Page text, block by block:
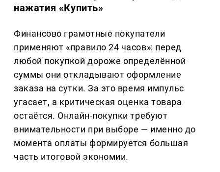
нажатия «Купить»
Финансово грамотные покупатели
применяют «правило 24 часов»: перед
любой покупкой дороже определённой
суммы они откладывают оформление
заказа на сутки. За это время импульс
угасает, а критическая оценка товара
остаётся. Онлайн-покупки требуют
внимательности при выборе — именно до
момента оплаты формируется большая
часть итоговой экономии.